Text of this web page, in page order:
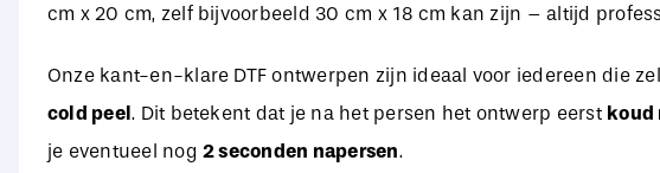
cm x 20 cm, zelf bijvoorbeeld 30 cm x 18 cm kan zijn – altijd
Onze kant-en-klare DTF ontwerpen zijn ideaal voor iedereen die
cold peel. Dit betekent dat je na het persen het ontwerp eerst koud
je eventueel nog 2 seconden napersen.